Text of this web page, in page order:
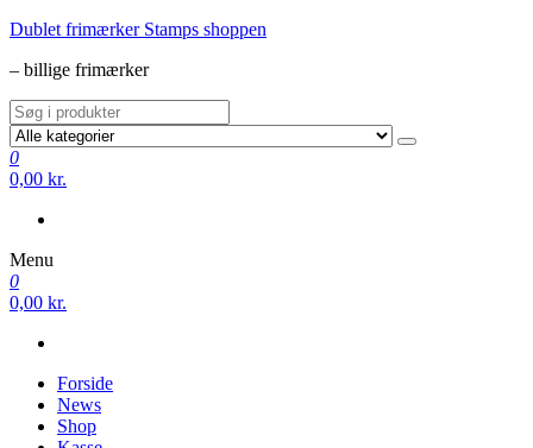
Videre
indhold
Dublet frimærker Stamps shoppen
– billige frimærker
0
0,00 kr.
Menu
0
0,00 kr.
Forside
News
Shop